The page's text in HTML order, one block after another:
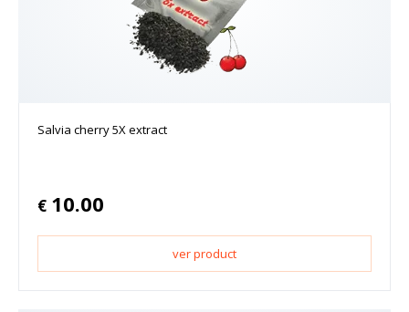
Salvia cherry 5X extract
€ 10.00
ver product